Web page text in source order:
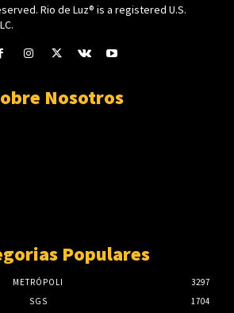
Rio de Luz® is a registered U.S.
Nosotros
Populares
METRÓPOLI
3297
SGS
1704